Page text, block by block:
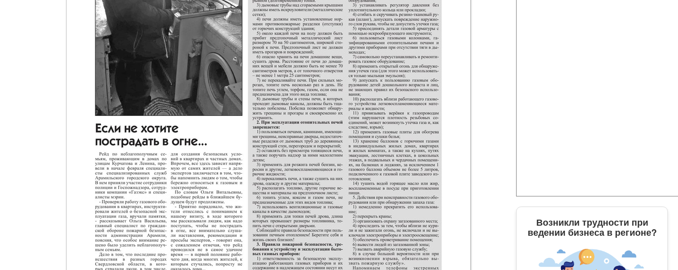
Возникли трудности при
ведении бизнеса в регионе?